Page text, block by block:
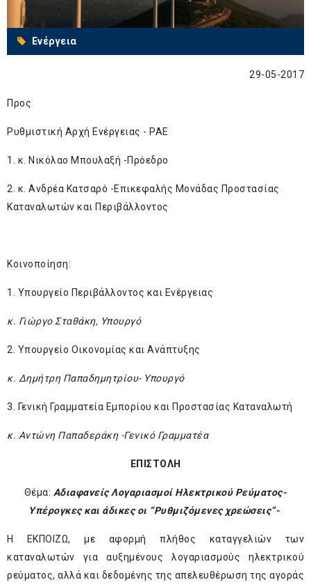
Ενέργεια
29-05-2017
Προς
Ρυθμιστική Αρχή Ενέργειας - ΡΑΕ
1. κ. Νικόλαο Μπουλαξή -Πρόεδρο
2. κ. Ανδρέα Κατσαρό -Επικεφαλής Μονάδας Προστασίας
Καταναλωτών και Περιβάλλοντος
Κοινοποίηση:
1. Υπουργείο Περιβάλλοντος και Ενέργειας
κ. Γιώργο Σταθάκη, Υπουργό
2. Υπουργείο Οικονομίας και Ανάπτυξης
κ. Δημήτρη Παπαδημητρίου- Υπουργό
3. Γενική Γραμματεία Εμπορίου και Προστασίας Καταναλωτή
κ. Αντώνη Παπαδεράκη -Γενικό Γραμματέα
ΕΠΙΣΤΟΛΗ
Θέμα: Αδιαφανείς Λογαριασμοί Ηλεκτρικού Ρεύματος-
Υπέρογκες και άδικες οι “Ρυθμιζόμενες χρεώσεις”-
Η ΕΚΠΟΙΖΩ, με αφορμή πλήθος καταγγελιών των
καταναλωτών για αυξημένους λογαριασμούς ηλεκτρικού
ρεύματος, αλλά και δεδομένης της απελευθέρωση της αγοράς